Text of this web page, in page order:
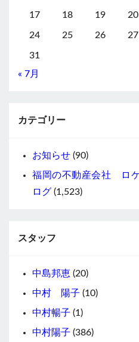
17 18 19 20
24 25 26 27
31
« 7月
カテゴリー
お知らせ (90)
福岡の不動産会社 ロ
ログ (1,523)
スタッフ
中島邦恵 (20)
中村 陽子 (10)
中村暢子 (1)
中村陽子 (386)